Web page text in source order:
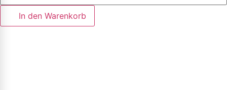
In den Warenkorb